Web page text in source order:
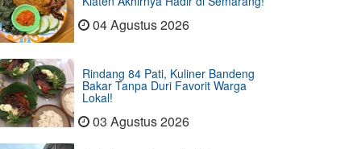
04 Agustus 2026
Rindang 84 Pati, Kuliner Bandeng
Bakar Tanpa Duri Favorit Warga
Lokal!
03 Agustus 2026